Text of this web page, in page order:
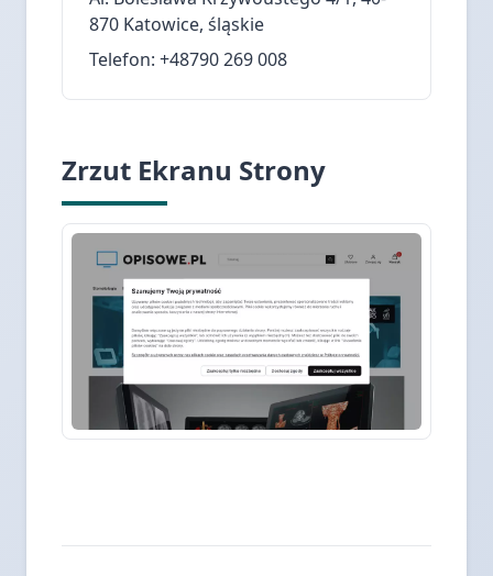
870 Katowice, śląskie
Telefon: +48790 269 008
Zrzut Ekranu Strony